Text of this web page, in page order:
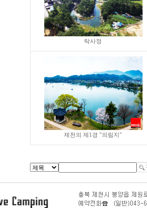
탁사정
제천의 제1경 "의림지"